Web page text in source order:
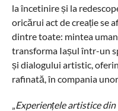
la încetinire și la
oricărui act de creație se
dintre toate: mintea
transforma Iașul într-un
și dialogului artistic,
rafinată, în compania
„Experiențele artistice